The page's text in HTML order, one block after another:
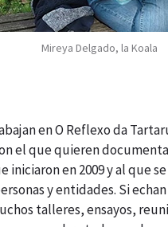
Mireya Delgado, la Koala
en O Reflexo da
el que quieren
iniciaron en 2009 y al que
y entidades. Si
talleres, ensayos,